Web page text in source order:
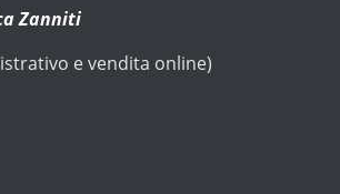
Zanniti
e vendita online)